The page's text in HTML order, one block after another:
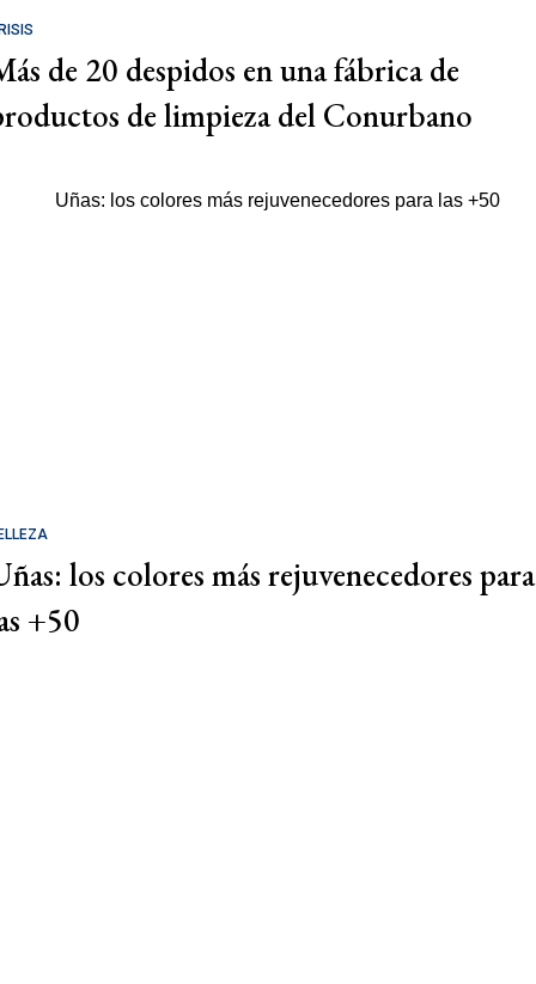
de 20 despidos en una fábrica de
de limpieza del Conurbano
los colores más rejuvenecedores para
+50